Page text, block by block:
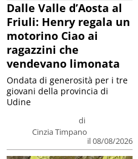
Dalle Valle d’Aosta al
Friuli: Henry regala un
motorino Ciao ai
ragazzini che
vendevano limonata
di
Cinzia Timpano
il 08/08/2026
Ondata di generosità per i tre
giovani della provincia di
Udine